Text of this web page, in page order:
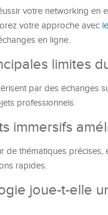
votre networking en
votre approche avec
en ligne.
limites
par des échanges
professionnels.
immersifs
de thématiques
rapides.
joue-t-elle